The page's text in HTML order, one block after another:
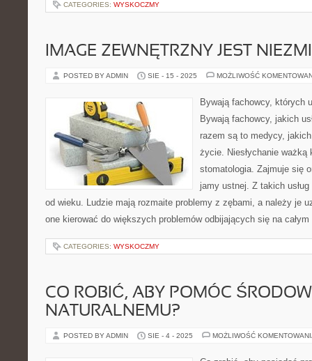
CATEGORIES: WYSKOCZMY
IMAGE ZEWNĘTRZNY JEST
POSTED BY ADMIN SIE - 15 - 2025 MOŻLIWOŚĆ
Bywają fachowcy, których
Bywają fachowcy, jakich
razem są to medycy,
życie. Niesłychanie
stomatologia. Zajmuje się
jamy ustnej. Z takich
od wieku. Ludzie mają rozmaite problemy z zębami, a należy je
one kierować do większych problemów odbijających się na
CATEGORIES: WYSKOCZMY
CO ROBIĆ, ABY POMÓC
NATURALNEMU?
POSTED BY ADMIN SIE - 4 - 2025 MOŻLIWOŚĆ